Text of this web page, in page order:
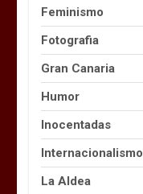
Feminismo
Fotografia
Gran Canaria
Humor
Inocentadas
Internacionalismo
La Aldea